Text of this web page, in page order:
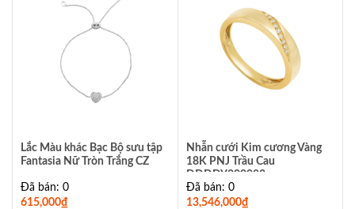
Lắc Màu khác Bạc Bộ sưu tập
Fantasia Nữ Tròn Trắng CZ
Đã bán: 0
615,000₫
Nhẫn cưới Kim cương Vàng
18K PNJ Trầu Cau
DDDDY000983
Đã bán: 0
13,546,000₫